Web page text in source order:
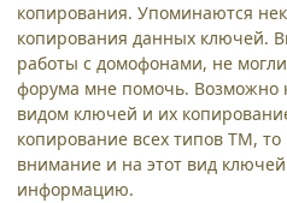
копирования. Упоминаются
копирования данных ключей.
работы с домофонами, не
форума мне помочь. Возможно
видом ключей и их
копирование всех типов ТМ,
внимание и на этот вид
информацию.